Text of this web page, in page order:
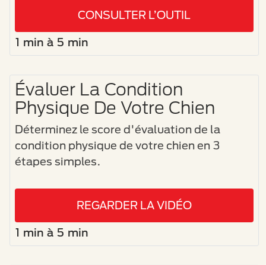
CONSULTER L’OUTIL
1 min à 5 min
Évaluer La Condition
Physique De Votre Chien
Déterminez le score d'évaluation de la
condition physique de votre chien en 3
étapes simples.
REGARDER LA VIDÉO
1 min à 5 min